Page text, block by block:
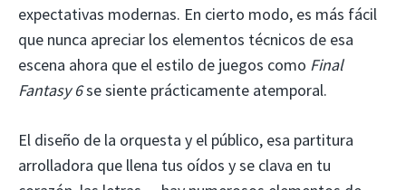
expectativas modernas. En cierto modo, es más fácil
que nunca apreciar los elementos técnicos de esa
escena ahora que el estilo de juegos como Final
Fantasy 6se siente prácticamente atemporal.
El diseño de la orquesta y el público, esa partitura
arrolladora que llena tus oídos y se clava en tu